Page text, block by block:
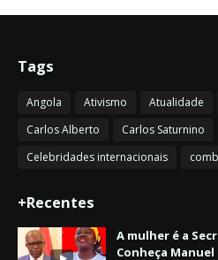
Tags
Angola Ativismo Atualidade
Carlos Alberto
Carlos Saturnino
Celebridades internacionais
+Recentes
A mulher é a
Conheça